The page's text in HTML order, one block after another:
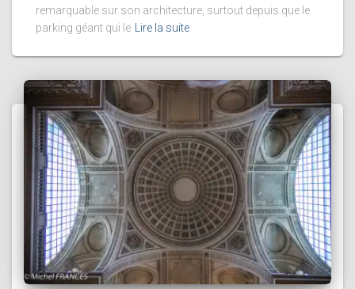
remarquable sur son architecture, surtout depuis que le
parking géant qui le
Lire la suite